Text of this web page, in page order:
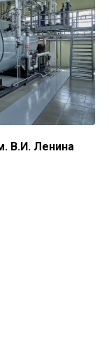
В.И. Ленина